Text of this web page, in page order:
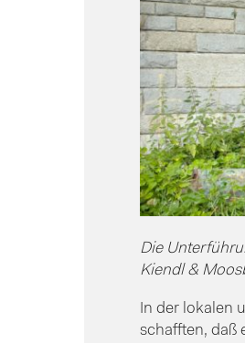
Die
Kiendl &
In der lokalen
schafften, daß